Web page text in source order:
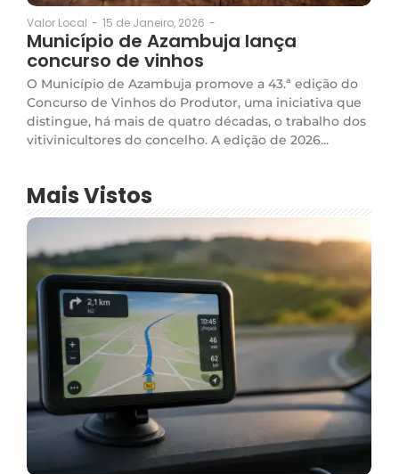
Valor Local - 15 de Janeiro, 2026 -
Município de Azambuja lança
concurso de vinhos
O Município de Azambuja promove a 43.ª edição do
Concurso de Vinhos do Produtor, uma iniciativa que
distingue, há mais de quatro décadas, o trabalho dos
vitivinicultores do concelho. A edição de 2026...
Mais Vistos